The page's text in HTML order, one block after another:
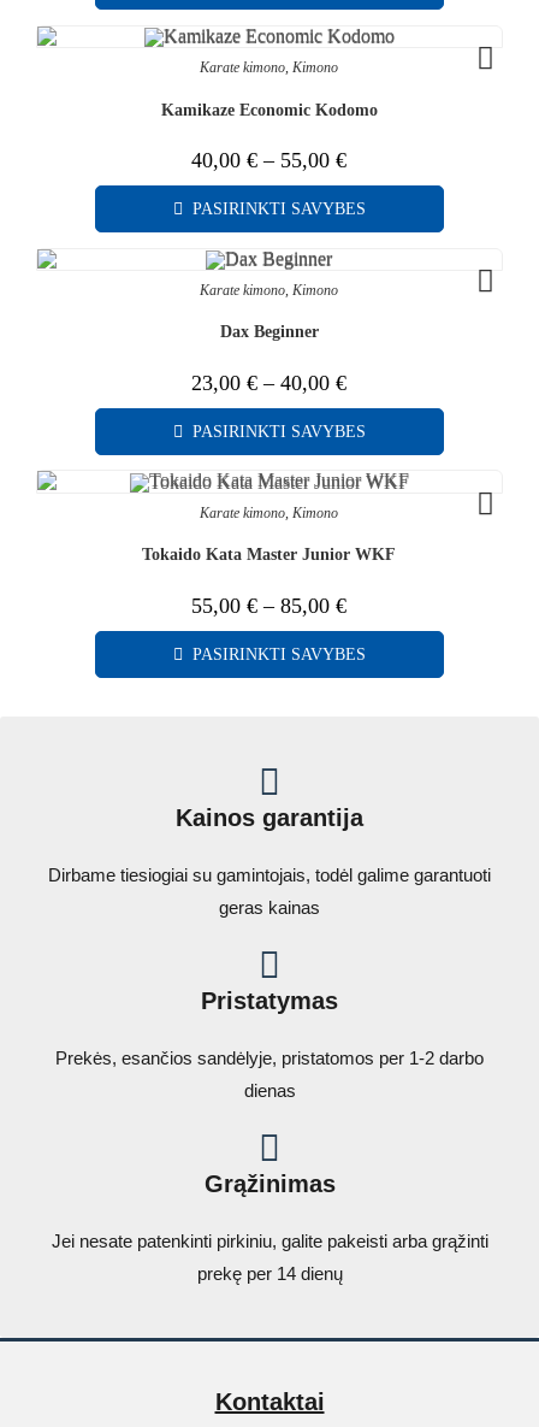
Karate kimono,Kimono
Kamikaze Economic Kodomo
40,00€ – 55,00€
PASIRINKTI SAVYBES
Karate kimono,Kimono
Dax Beginner
23,00€ – 40,00€
PASIRINKTI SAVYBES
Karate kimono Kimono
Tokaido Kata Master Junior WKF
55,00€ – 85,00€
PASIRINKTI SAVYBES
Kainos garantija
Dirbame tiesiogiai su gamintojais, todėl galime garantuoti
geras kainas
Pristatymas
Prekės, esančios sandėlyje, pristatomos per 1-2 darbo
dienas
Grąžinimas
Jei nesate patenkinti pirkiniu, galite pakeisti arba grąžinti
prekę per 14 dienų
Kontaktai